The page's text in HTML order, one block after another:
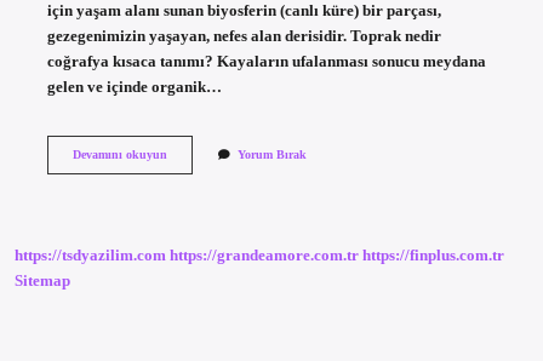
için yaşam alanı sunan biyosferin (canlı küre) bir parçası,
gezegenimizin yaşayan, nefes alan derisidir. Toprak nedir
coğrafya kısaca tanımı? Kayaların ufalanması sonucu meydana
gelen ve içinde organik…
Devamını okuyunToprak
Yorum Bırak
https://tsdyazilim.com https://grandeamore.com.tr https://finplus.com.tr
Sitemap